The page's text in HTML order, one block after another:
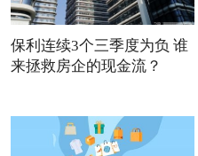
保利连续3个三季度为负 谁
来拯救房企的现金流？